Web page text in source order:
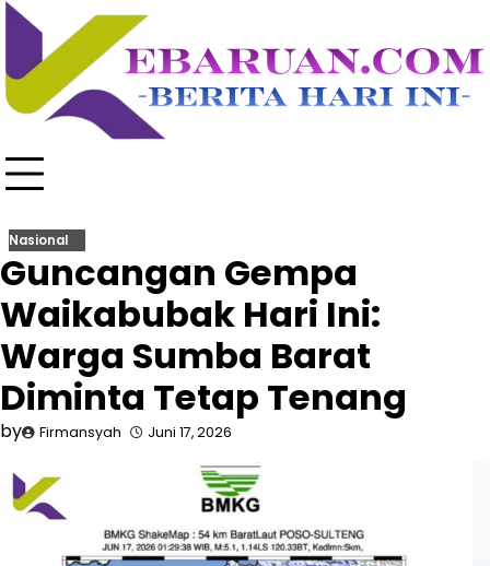
Skip
content
Nasional
Guncangan Gempa
Waikabubak Hari Ini:
Warga Sumba Barat
Diminta Tetap Tenang
by Firmansyah Juni 17, 2026